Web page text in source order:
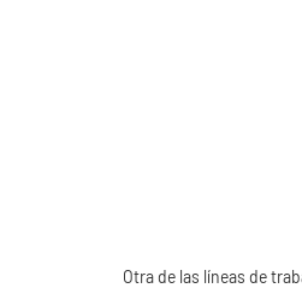
Otra de las líneas de